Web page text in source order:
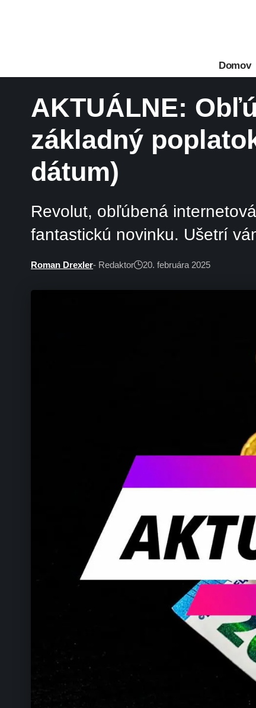
Domov
AKTUÁLNE:
základný
dátum)
Revolut, obľúbená
fantastickú novinku. Ušetrí
Roman Drexler- Redaktor 20. februára 2025